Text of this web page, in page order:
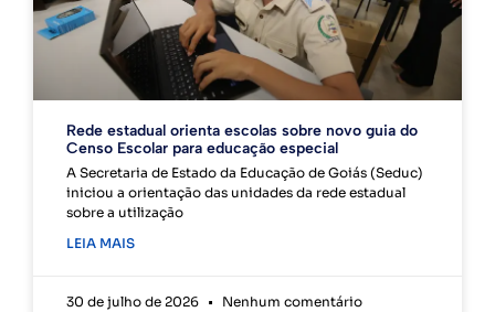
Rede estadual orienta escolas sobre novo guia do
Censo Escolar para educação especial
A Secretaria de Estado da Educação de Goiás (Seduc)
iniciou a orientação das unidades da rede estadual
sobre a utilização
LEIA MAIS
30 de julho de 2026 Nenhum comentário